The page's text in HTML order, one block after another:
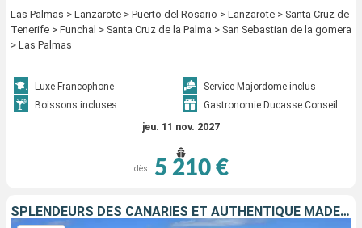
Las Palmas > Lanzarote > Puerto del Rosario > Lanzarote > Santa Cruz de
Tenerife > Funchal > Santa Cruz de la Palma > San Sebastian de la gomera
> Las Palmas
Luxe Francophone
Service Majordome inclus
Boissons incluses
Gastronomie Ducasse Conseil
jeu. 11 nov. 2027
dès 5 210 €
SPLENDEURS DES CANARIES ET AUTHENTIQUE MADÈRE